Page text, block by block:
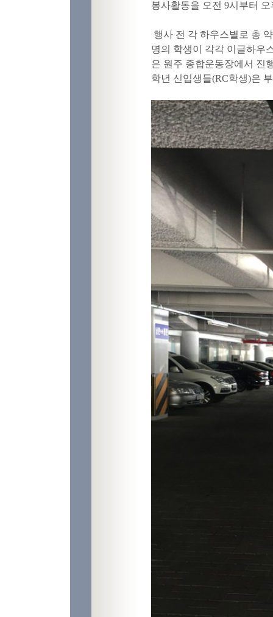
봉사활동을 오전 9시부터
행사 전 각 하우스별로 총
명의 학생이 각각 이글하우
은 원주 종합운동장에서 진
학년 신입생들(RC학생)은